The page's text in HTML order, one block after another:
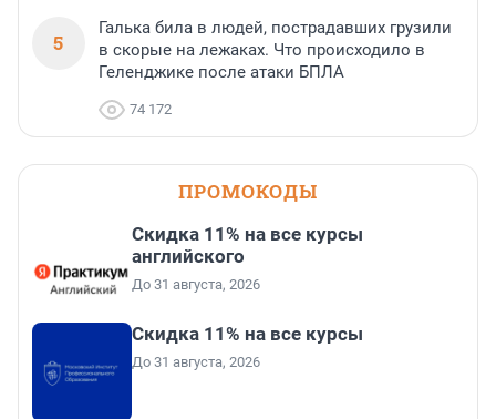
5
Галька била в людей, пострадавших грузили
в скорые на лежаках. Что происходило в
Геленджике после атаки БПЛА
74 172
ПРОМОКОДЫ
Скидка 11% на все курсы
английского
До 31 августа, 2026
Скидка 11% на все курсы
До 31 августа, 2026